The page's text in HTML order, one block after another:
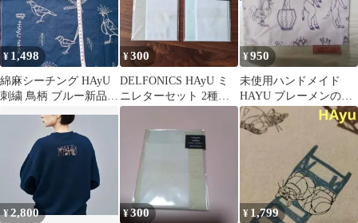
¥ 1,498
綿麻シーチング HAyU
刺繍 鳥柄 ブルー新品❇
¥300
DELFONICS HAyU ミ
ニレターセット 2種セ
ット
¥950
未使用ハンドメイド
HAYU ブレーメンの音
楽隊生地と帆布サコッ
シュ、ポーチ
¥2,800 ¥300 ¥ 1,799